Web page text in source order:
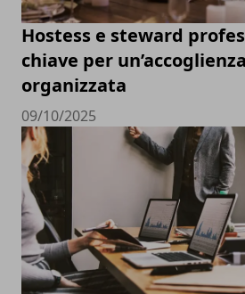
Hostess e steward
chiave per
organizzata
09/10/2025